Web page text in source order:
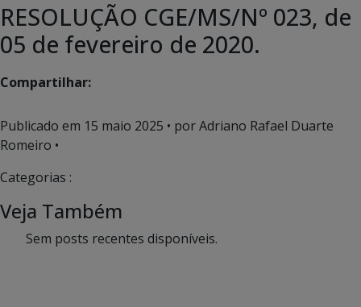
RESOLUÇÃO CGE/MS/Nº 023, de
05 de fevereiro de 2020.
Compartilhar:
Publicado em 15 maio 2025 • por Adriano Rafael Duarte
Romeiro •
Categorias :
Veja Também
Sem posts recentes disponíveis.